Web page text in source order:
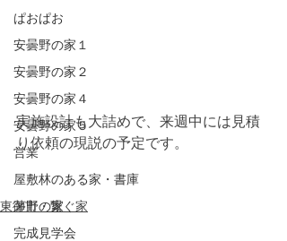
ぱおぱお
安曇野の家１
安曇野の家２
安曇野の家４
安曇野の家５
営業
屋敷林のある家・書庫
茅野の家
完成見学会
実施設計も大詰めで、来週中には見積
り依頼の現説の予定です。
東御市・繋ぐ家